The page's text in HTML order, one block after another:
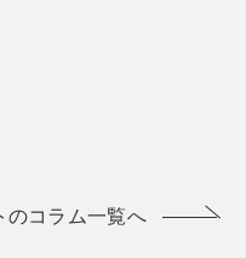
のコラム一覧へ